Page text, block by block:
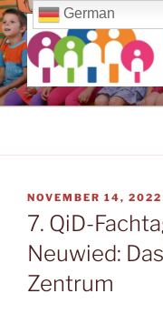
Zum
Inhalt
springen
Wir machen uns für die
VERÖFFENTLICHT
AM
NOVEMBER 14, 2022
7. QiD-
Neuwied:
Zentrum
German